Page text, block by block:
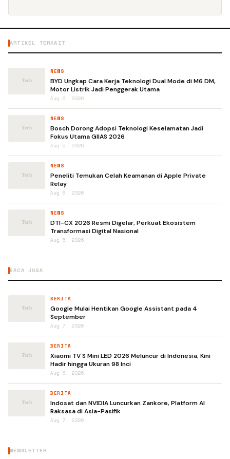
ARTIKEL TERKAIT
NEWS
BYD Ungkap Cara Kerja Teknologi Dual Mode di M6 DM,
Motor Listrik Jadi Penggerak Utama
Aug 6, 2026
NEWS
Bosch Dorong Adopsi Teknologi Keselamatan Jadi
Fokus Utama GIIAS 2026
Aug 6, 2026
NEWS
Peneliti Temukan Celah Keamanan di Apple Private
Relay
Aug 6, 2026
NEWS
DTI-CX 2026 Resmi Digelar, Perkuat Ekosistem
Transformasi Digital Nasional
Aug 5, 2026
BACA JUGA
BERITA
Google Mulai Hentikan Google Assistant pada 4
September
Aug 7, 2026
BERITA
Xiaomi TV S Mini LED 2026 Meluncur di Indonesia, Kini
Hadir hingga Ukuran 98 Inci
Aug 6, 2026
BERITA
Indosat dan NVIDIA Luncurkan Zankore, Platform AI
Raksasa di Asia-Pasifik
Aug 7, 2026
NEWSLETTER